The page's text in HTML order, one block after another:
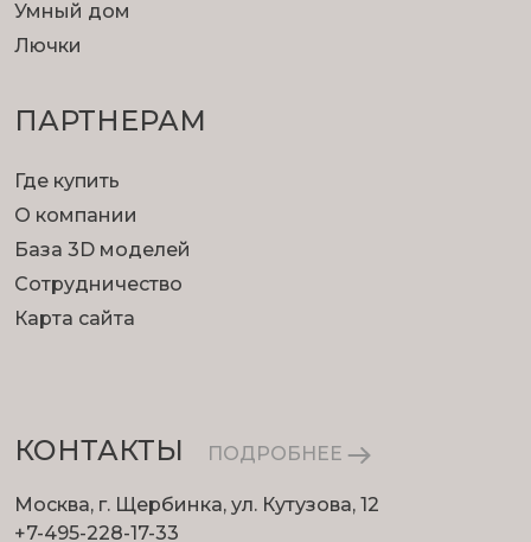
Умный дом
Лючки
ПАРТНЕРАМ
Где купить
О компании
База 3D моделей
Сотрудничество
Карта сайта
КОНТАКТЫ ПОДРОБНЕЕ
Москва, г. Щербинка, ул. Кутузова, 12
+7-495-228-17-33